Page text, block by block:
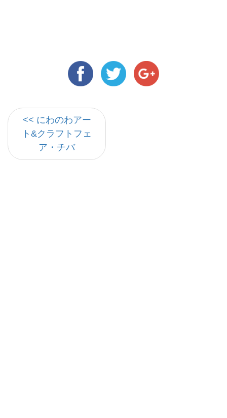
<< にわのわアー
ト&クラフトフェ
ア・チバ